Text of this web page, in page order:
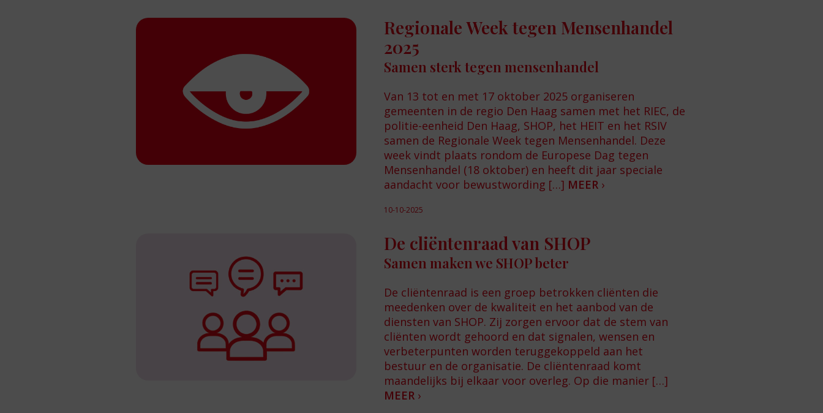
Regionale Week tegen Mensenhandel
2025
Samen sterk tegen mensenhandel
Van 13 tot en met 17 oktober 2025 organiseren
gemeenten in de regio Den Haag samen met het RIEC, de
politie-eenheid Den Haag, SHOP, het HEIT en het RSIV
samen de Regionale Week tegen Mensenhandel. Deze
week vindt plaats rondom de Europese Dag tegen
Mensenhandel (18 oktober) en heeft dit jaar speciale
aandacht voor bewustwording […] MEER ›
10-10-2025
De cliëntenraad van SHOP
Samen maken we SHOP beter
De cliëntenraad is een groep betrokken cliënten die
meedenken over de kwaliteit en het aanbod van de
diensten van SHOP. Zij zorgen ervoor dat de stem van
cliënten wordt gehoord en dat signalen, wensen en
verbeterpunten worden teruggekoppeld aan het
bestuur en de organisatie. De cliëntenraad komt
maandelijks bij elkaar voor overleg. Op die manier […]
MEER ›